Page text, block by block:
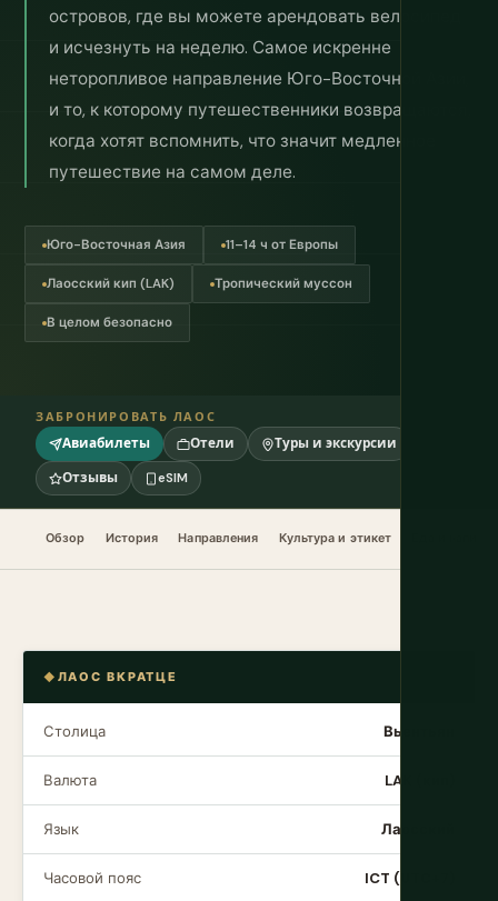
островов, где вы можете арендовать велосипед
и исчезнуть на неделю. Самое искренне
неторопливое направление Юго-Восточной Азии,
и то, к которому путешественники возвращаются,
когда хотят вспомнить, что значит медленное
путешествие на самом деле.
Юго-Восточная Азия 11–14 ч от Европы
Лаосский кип (LAK) Тропический муссон
В целом безопасно
ЗАБРОНИРОВАТЬ ЛАОС
Авиабилеты Отели
Туры и экскурсии
Отзывы
eSIM
Обзор История Направления Культура и этикет
ЛАОС ВКРАТЦЕ
Столица Вьентьян
Валюта LAK (кип)
Язык Лаосский
Часовой пояс ICT (UTC+7)